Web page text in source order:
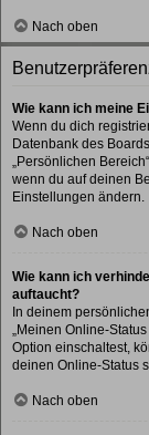
Nach oben
Wie kann ich meine
Wenn du dich
Datenbank des
„Persönlichen
wenn du auf deinen
Einstellungen ändern.
Nach oben
Wie kann ich
auftaucht?
In deinem
„Meinen Online-
Option einschaltest,
deinen Online-Status
Nach oben